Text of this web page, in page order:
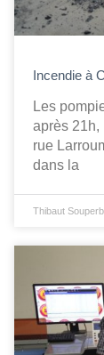
Incendie à
Les
après 21h,
rue
dans la
Thibaut